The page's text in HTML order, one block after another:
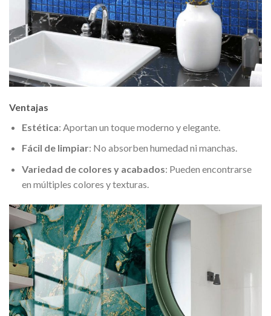
Ventajas
Estética: Aportan un toque moderno y elegante.
Fácil de limpiar: No absorben humedad ni manchas.
Variedad de colores y acabados: Pueden encontrarse
en múltiples colores y texturas.